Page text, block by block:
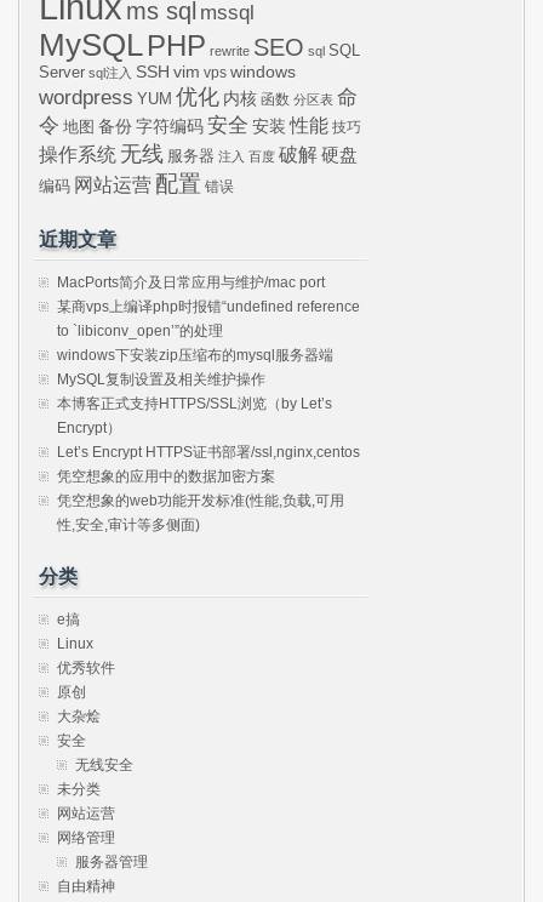
ms sql mssql
MySQLPHP rewrite SEO sql SQL
Server sql注入 SSH vim vps windows
wordpress YUM 优化 内核 函数 分区表 命
令 地图 备份 字符编码 安全 安装 性能 技巧
操作系统 无线 服务器 注入 百度 破解硬盘
编码 网站运营 配置 错误
近期文章
MacPorts简介及日常应用与维护/mac port
某商vps上编译php时报错“undefined reference
to `libiconv_open’”的处理
windows下安装zip压缩布的mysql服务器端
MySQL复制设置及相关维护操作
本博客正式支持HTTPS/SSL浏览（by Let’s
Encrypt）
Let’s Encrypt HTTPS证书部署/ssl,nginx,centos
凭空想象的应用中的数据加密方案
凭空想象的web功能开发标准(性能,负载,可用
性,安全,审计等多侧面)
分类
e搞
Linux
优秀软件
原创
大杂烩
安全
无线安全
未分类
网站运营
网络管理
服务器管理
自由精神